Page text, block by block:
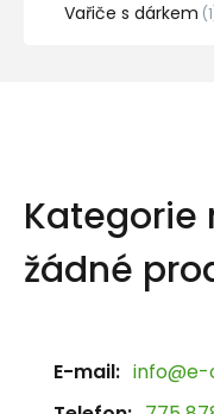
Vařiče s dárkem 1
Kategorie
žádné
E-mail: